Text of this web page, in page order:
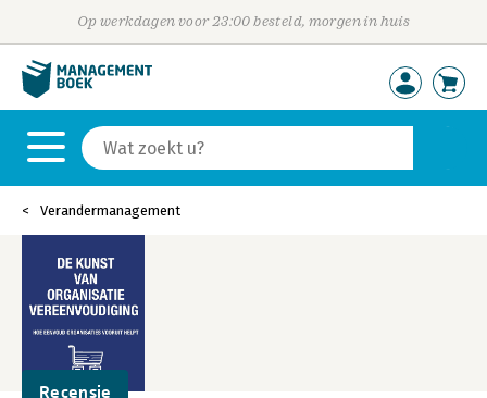
Op werkdagen voor 23:00 besteld, morgen in huis
Verandermanagement
Recensie